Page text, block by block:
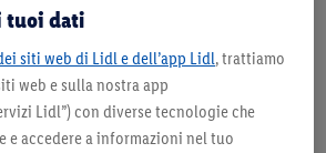
scorte. Tutti i prezzi senza decorazioni. I
quelli non-food, non fanno sempre parte
tuoi dati
siti web di Lidl e dell’app Lidl, trattiamo
web e sulla nostra app
Lidl”) con diverse tecnologie che
e accedere a informazioni nel tuo